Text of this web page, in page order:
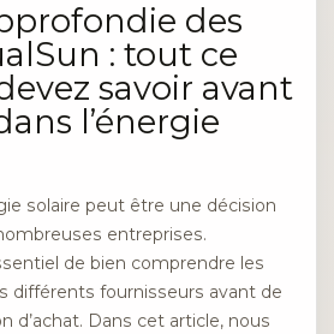
des
: tout ce
savoir avant
l’énergie
solaire peut être une décision
entreprises.
de bien comprendre les
différents fournisseurs avant de
d’achat. Dans cet article, nous